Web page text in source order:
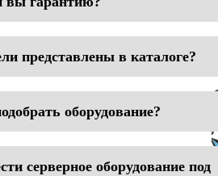
представлены в каталоге?
оборудование?
серверное оборудование под